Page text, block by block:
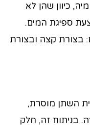
כיוון שהן לא
ספיגת המים.
בצורת קצה ובצורת
השתן מוסרת,
בניתוח זה, חלק